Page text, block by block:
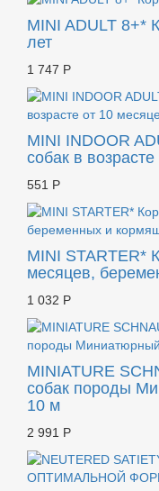
MINI ADULT 8+*
лет
1 747 Р
MINI INDOOR
собак в
551 Р
MINI STARTER*
месяцев,
1 032 Р
MINIATURE
собак породы
10 м
2 991 Р